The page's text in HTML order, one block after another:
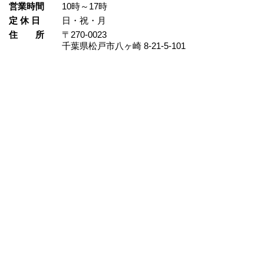
営業時間
10時～17時
定 休 日
日・祝・月
住 所
〒270-0023
千葉県松戸市八ヶ崎 8‐21‐5‐101